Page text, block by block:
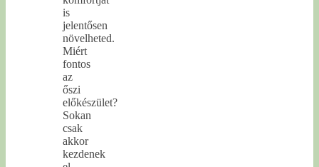
is
jelentősen
növelheted.
Miért
fontos
az
őszi
előkészület?
Sokan
csak
akkor
kezdenek